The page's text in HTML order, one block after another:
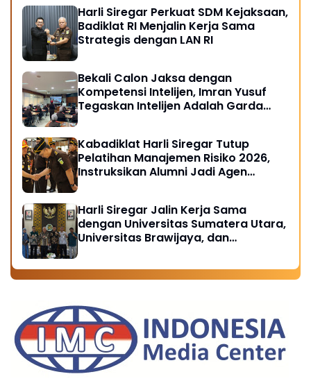
Harli Siregar Perkuat SDM Kejaksaan,
Badiklat RI Menjalin Kerja Sama
Strategis dengan LAN RI
Bekali Calon Jaksa dengan
Kompetensi Intelijen, Imran Yusuf
Tegaskan Intelijen Adalah Garda
Kabadiklat Harli Siregar Tutup
Pelatihan Manajemen Risiko 2026,
Instruksikan Alumni Jadi Agen
Harli Siregar Jalin Kerja Sama
dengan Universitas Sumatera Utara,
Universitas Brawijaya, dan
Peluang Pegawai Kejaksaan RI
Tempuh Pendidikan Doktor (S3)